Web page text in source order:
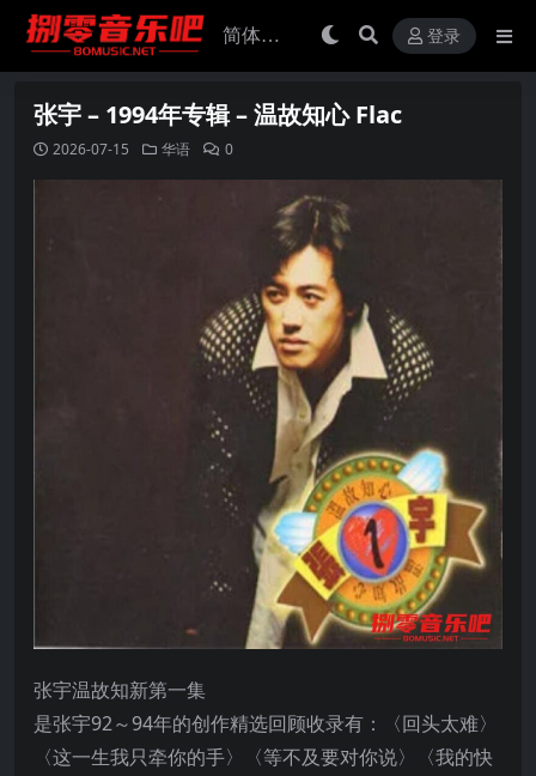
登录
张宇 – 1994年专辑 – 温故知心 Flac
2026-07-15 华语 0
张宇温故知新第一集
是张宇92～94年的创作精选回顾收录有：〈回头太难〉
〈这一生我只牵你的手〉〈等不及要对你说〉〈我的快